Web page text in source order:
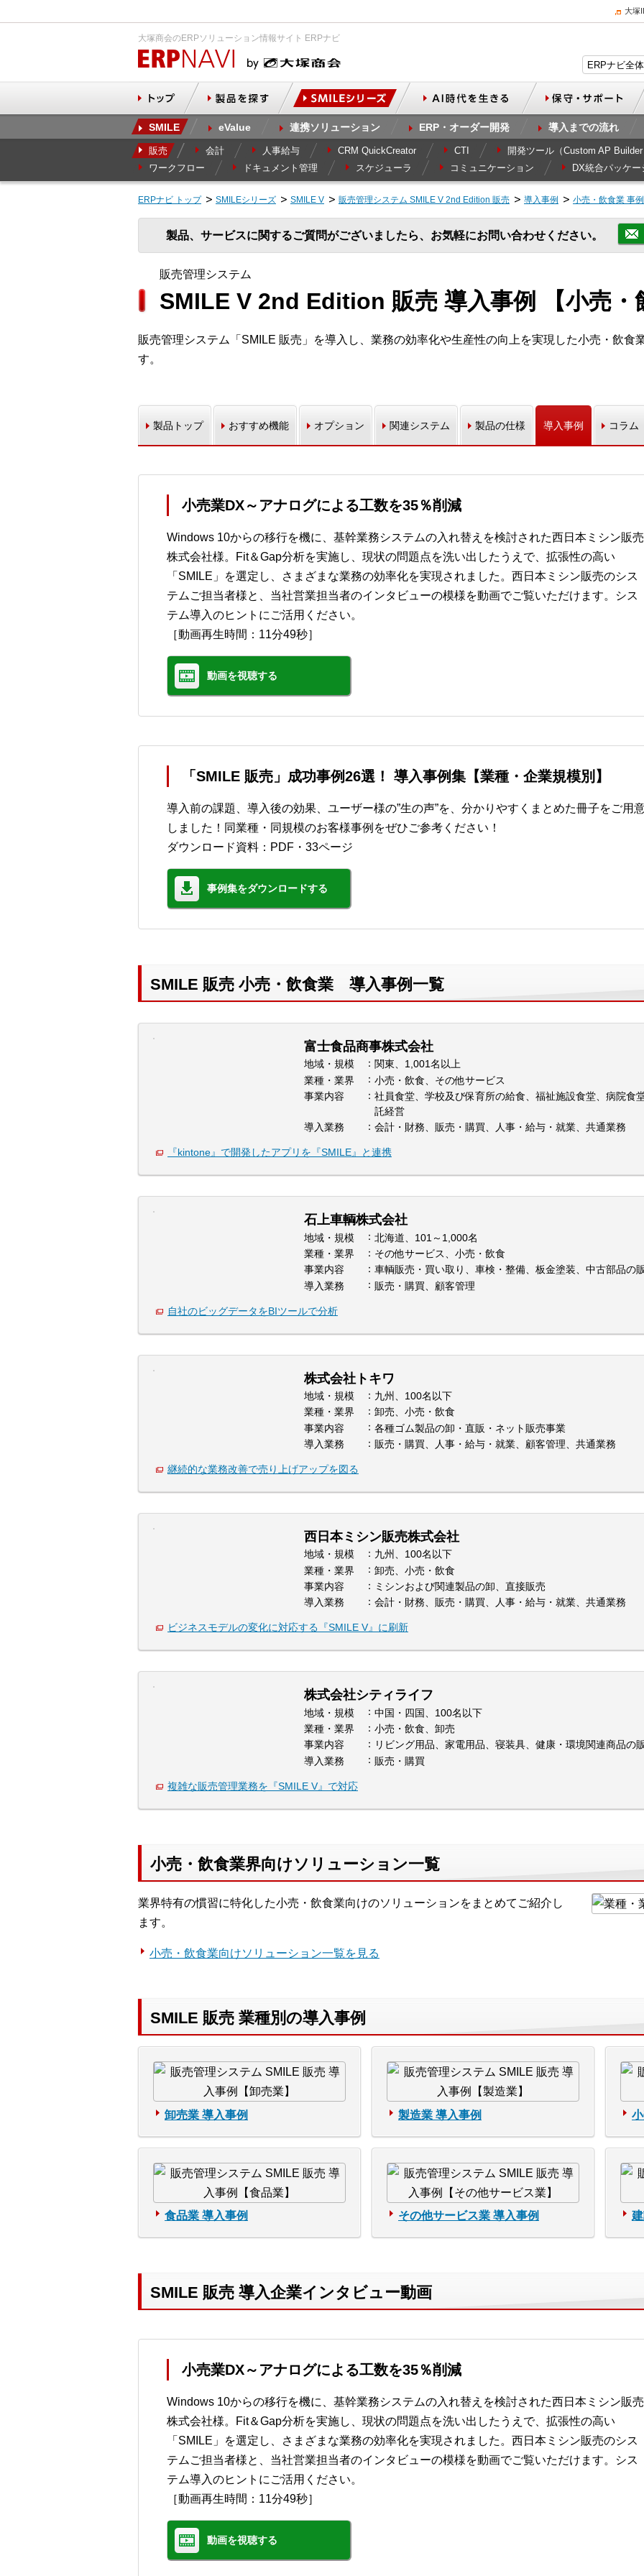
大塚
大塚商会のERPソリューション情報サイト ERPナビ
SMILE eValue 連携ソリューション ERP・オーダー開発 導入までの流れ
販売 会計 人事給与 CRM QuickCreator CTI
開発ツール（Custom AP
ワークフロー
ドキュメント管理 スケジューラ コミュニケーション DX統合パッケー
ERPナビ トップ SMILEシリーズ SMILE V 販売管理システム SMILE V 2nd Edition 販売 導入事例 小売・飲食業 事
製品、サービスに関するご質問がございましたら、お気軽にお問い合わせください。
販売管理システム
SMILE V 2nd Edition 販売 導入事例 【小売・
販売管理システム「SMILE 販売」を導入し、業務の効率化や生産性の向上を実現した小売・飲食
す。
製品トップ おすすめ機能 オプション 関連システム 製品の仕様 導入事例 コラム
小売業DX～アナログによる工数を35％削減
Windows 10からの移行を機に、基幹業務システムの入れ替えを検討された西日本ミシン販売
株式会社様。Fit＆Gap分析を実施し、現状の問題点を洗い出したうえで、拡張性の高い
「SMILE」を選定し、さまざまな業務の効率化を実現されました。西日本ミシン販売のシス
テムご担当者様と、当社営業担当者のインタビューの模様を動画でご覧いただけます。シス
テム導入のヒントにご活用ください。
［動画再生時間：11分49秒］
動画を視聴する
「SMILE 販売」成功事例26選！ 導入事例集【業種・企業規模別】
導入前の課題、導入後の効果、ユーザー様の”生の声”を、分かりやすくまとめた冊子をご用
しました！同業種・同規模のお客様事例をぜひご参考ください！
ダウンロード資料：PDF・33ページ
事例集をダウンロードする
SMILE 販売 小売・飲食業 導入事例一覧
富士食品商事株式会社
地域・規模
関東、1,001名以上
業種・業界
小売・飲食、その他サービス
事業内容
社員食堂、学校及び保育所の給食、福祉施設食堂、病院食
託経営
導入業務
会計・財務、販売・購買、人事・給与・就業、共通業務
『kintone』で開発したアプリを『SMILE』と連携
石上車輌株式会社
地域・規模
北海道、101～1,000名
業種・業界
その他サービス、小売・飲食
事業内容
車輌販売・買い取り、車検・整備、板金塗装、中古部品
導入業務
販売・購買、顧客管理
自社のビッグデータをBIツールで分析
株式会社トキワ
地域・規模
九州、100名以下
業種・業界
卸売、小売・飲食
事業内容
各種ゴム製品の卸・直販・ネット販売事業
導入業務
販売・購買、人事・給与・就業、顧客管理、共通業務
継続的な業務改善で売り上げアップを図る
西日本ミシン販売株式会社
地域・規模
九州、100名以下
業種・業界
卸売、小売・飲食
事業内容
ミシンおよび関連製品の卸、直接販売
導入業務
会計・財務、販売・購買、人事・給与・就業、共通業務
ビジネスモデルの変化に対応する『SMILE V』に刷新
株式会社シティライフ
地域・規模
中国・四国、100名以下
業種・業界
小売・飲食、卸売
事業内容
リビング用品、家電用品、寝装具、健康・環境関連商品の
導入業務
販売・購買
複雑な販売管理業務を『SMILE V』で対応
小売・飲食業界向けソリューション一覧
業界特有の慣習に特化した小売・飲食業向けのソリューションをまとめてご紹介し
ます。
小売・飲食業向けソリューション一覧を見る
SMILE 販売 業種別の導入事例
卸売業 導入事例 製造業 導入事例
食品業 導入事例 その他サービス業 導入事例
SMILE 販売 導入企業インタビュー動画
小売業DX～アナログによる工数を35％削減
Windows 10からの移行を機に、基幹業務システムの入れ替えを検討された西日本ミシン販売
株式会社様。Fit＆Gap分析を実施し、現状の問題点を洗い出したうえで、拡張性の高い
「SMILE」を選定し、さまざまな業務の効率化を実現されました。西日本ミシン販売のシス
テムご担当者様と、当社営業担当者のインタビューの模様を動画でご覧いただけます。シス
テム導入のヒントにご活用ください。
［動画再生時間：11分49秒］
動画を視聴する